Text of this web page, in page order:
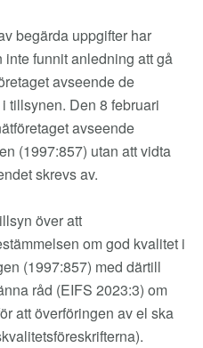
begärda uppgifter har
funnit anledning att gå
avseende de
tillsynen. Den 8 februari
avseende
(1997:857) utan att vidta
skrevs av.
över att
om god kvalitet i
(1997:857) med därtill
råd (EIFS 2023:3) om
att överföringen av el ska